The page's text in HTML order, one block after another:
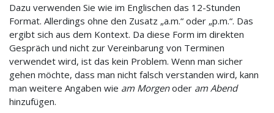
Dazu verwenden Sie wie im Englischen das 12-Stunden
Format. Allerdings ohne den Zusatz „a.m.“ oder „p.m.“. Das
ergibt sich aus dem Kontext. Da diese Form im direkten
Gespräch und nicht zur Vereinbarung von Terminen
verwendet wird, ist das kein Problem. Wenn man sicher
gehen möchte, dass man nicht falsch verstanden wird, kann
man weitere Angaben wie am Morgenoder am Abend
hinzufügen.